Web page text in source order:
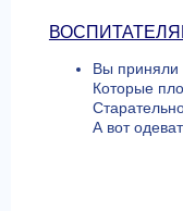
Вы
Которые
А вот